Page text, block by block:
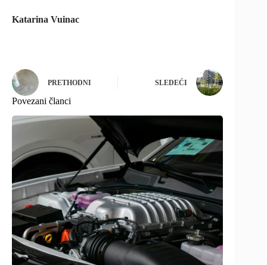
Katarina Vuinac
PRETHODNI SLEDEĆI
Povezani članci